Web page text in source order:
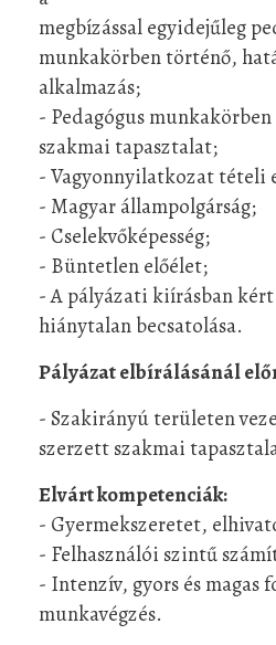
megbízással egyidejűleg
munkakörben történő,
alkalmazás;
- Pedagógus munkakörben
szakmai tapasztalat;
- Vagyonnyilatkozat tételi
- Magyar állampolgárság;
- Cselekvőképesség;
- Büntetlen előélet;
- A pályázati kiírásban
hiánytalan becsatolása.
Pályázat elbírálásánál
- Szakirányú területen
szerzett szakmai
Elvárt kompetenciák:
- Gyermekszeretet,
- Felhasználói szintű
- Intenzív, gyors és magas
munkavégzés.